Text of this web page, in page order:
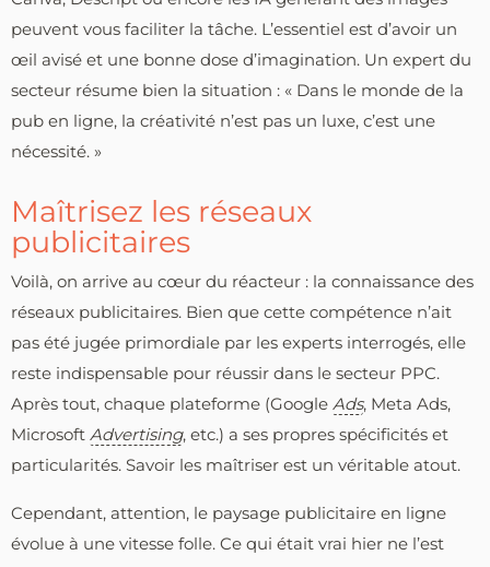
peuvent vous faciliter la tâche. L’essentiel est d’avoir un
œil avisé et une bonne dose d’imagination. Un expert du
secteur résume bien la situation : « Dans le monde de la
pub en ligne, la créativité n’est pas un luxe, c’est une
nécessité. »
Maîtrisez les réseaux
publicitaires
Voilà, on arrive au cœur du réacteur : la connaissance des
réseaux publicitaires. Bien que cette compétence n’ait
pas été jugée primordiale par les experts interrogés, elle
reste indispensable pour réussir dans le secteur PPC.
Après tout, chaque plateforme (Google Ads, Meta Ads,
Microsoft Advertising, etc.) a ses propres spécificités et
particularités. Savoir les maîtriser est un véritable atout.
Cependant, attention, le paysage publicitaire en ligne
évolue à une vitesse folle. Ce qui était vrai hier ne l’est